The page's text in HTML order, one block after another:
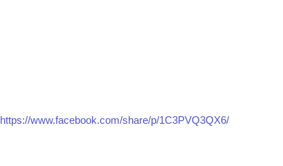
https://www.facebook.com/share/p/1C3PVQ3QX6/